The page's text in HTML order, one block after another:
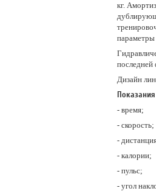
кг.
параметры
последней
Дизайн
- время;
- скорость;
-
- калории;
- пульс;
- угол